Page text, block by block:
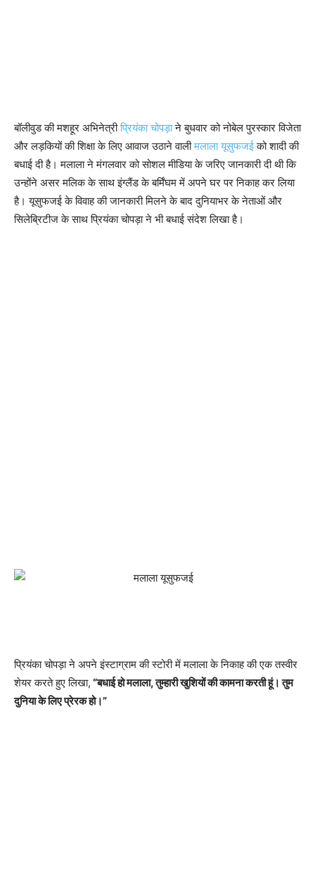
बॉलीवुड की मशहूर अभिनेत्रीप्रियंका चोपड़ाने बुधवार को नोबेल पुरस्कार विजेता
और लड़कियों की शिक्षा के लिए आवाज उठाने वालीमलाला यूसुफजईको शादी की
बधाई दी है। मलाला ने मंगलवार को सोशल मीडिया के जरिए जानकारी दी थी कि
उन्होंने असर मलिक के साथ इंग्लैंड के बर्मिंघम में अपने घर पर निकाह कर लिया
है। यूसुफजई के विवाह की जानकारी मिलने के बाद दुनियाभर के नेताओं और
सिलेब्रिटीज के साथ प्रियंका चोपड़ा ने भी बधाई संदेश लिखा है।
प्रियंका चोपड़ा ने अपने इंस्टाग्राम की स्टोरी में मलाला के निकाह की एक तस्वीर
शेयर करते हुए लिखा, “बधाई हो मलाला, तुम्हारी खुशियों की कामना करती हूं। तुम
दुनिया के लिए प्रेरक हो।”